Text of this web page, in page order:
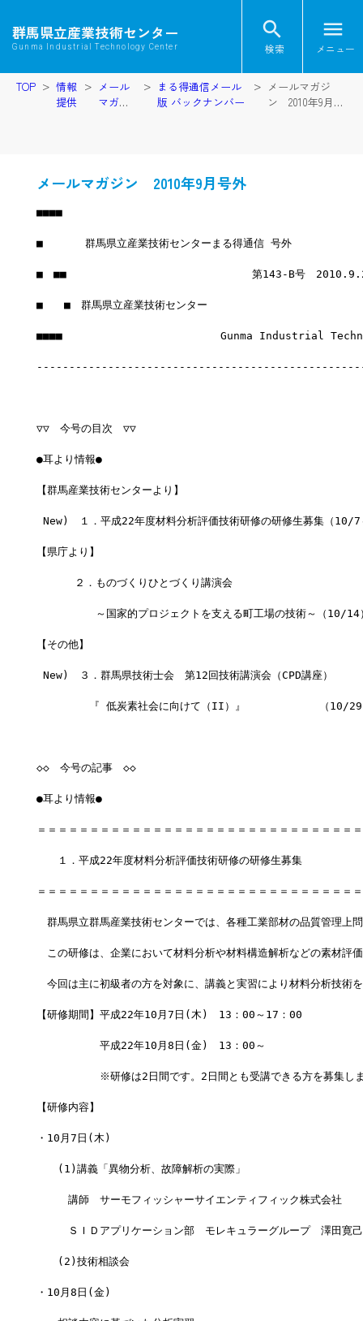
群馬県立産業技術センター
Gunma Industrial Technology Center
search
検索
menu
メニュー
TOP
情報
提供
メール
マガジ
まる得通信メール
版 バックナンバー
メールマガジ
ン 2010年9月号
メールマガジン 2010年9月号外
■■■■
■　　　　群馬県立産業技術センターまる得通信 号外
■　■■　　　　　　　　　　　　　　　　　 第143-B号　
■　　■　群馬県立産業技術センター
■■■■　　　　　　　　　　　　　　　Gunma Industrial
▽▽　今号の目次　▽▽
●耳より情報●
【群馬産業技術センターより】
New)　１．平成22年度材料分析評価技術研修の研修生募集（10/7
【県庁より】
２．ものづくりひとづくり講演会
～国家的プロジェクトを支える町工場の技術～（10/14
【その他】
New)　３．群馬県技術士会　第12回技術講演会（CPD講座）
『 低炭素社会に向けて（II）』　　　　　　　（10/29
◇◇　今号の記事　◇◇
●耳より情報●
＝＝＝＝＝＝＝＝＝＝＝＝＝＝＝＝＝＝＝＝＝＝＝＝＝＝＝＝＝＝
１．平成22年度材料分析評価技術研修の研修生募集
＝＝＝＝＝＝＝＝＝＝＝＝＝＝＝＝＝＝＝＝＝＝＝＝＝＝＝＝＝＝
群馬県立群馬産業技術センターでは、各種工業部材の品質管理上
この研修は、企業において材料分析や材料構造解析などの素材評
今回は主に初級者の方を対象に、講義と実習により材料分析技術
【研修期間】平成22年10月7日(木)　13：00～17：00
平成22年10月8日(金)　13：00～
※研修は2日間です。2日間とも受講できる方を募集しま
【研修内容】
・10月7日(木)
(1)講義「異物分析、故障解析の実際」
講師　サーモフィッシャーサイエンティフィック株式会社
ＳＩＤアプリケーション部　モレキュラーグループ　澤田寛
(2)技術相談会
・10月8日(金)